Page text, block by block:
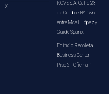
X
KOVE S.A. Calle 23
de Octubre Nº 156
entre Mcal. López y
Guido Spano.
Edificio Recoleta
Business Center
Piso 2 - Oficina 1